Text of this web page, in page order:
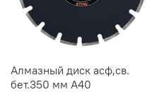
Алмазный диск асф,св.
бет.350 мм A40